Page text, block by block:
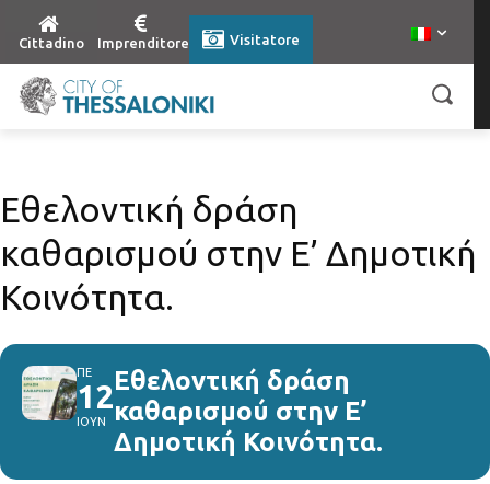
Cittadino Imprenditore Visitatore
Εθελοντική δράση
καθαρισμού στην Ε’ Δημοτική
Κοινότητα.
ΠΕ
12
ΙΟΥΝ
Εθελοντική δράση
καθαρισμού στην Ε’
Δημοτική Κοινότητα.